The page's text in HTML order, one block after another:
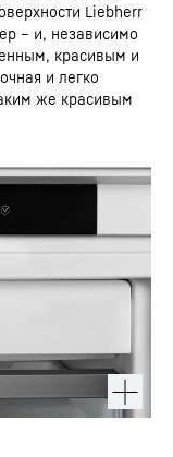
Liebherr
– и, независимо
красивым и
и легко
же красивым